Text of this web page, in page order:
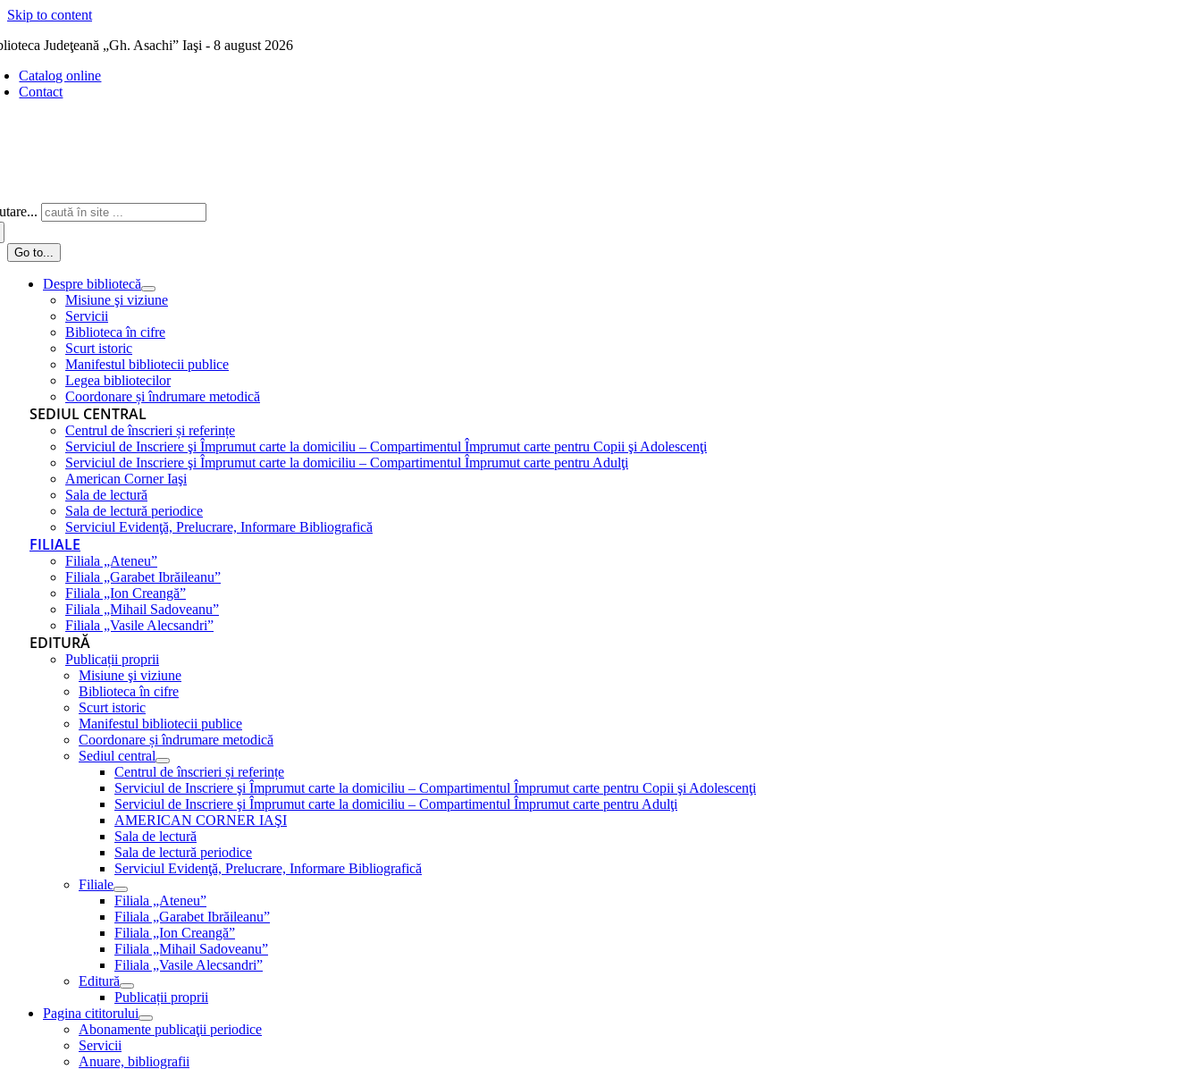
Skip to content
Judeţeană „Gh. Asachi” Iaşi - 8 august 2026
Catalog online
Contact
Go to...
Despre bibliotecă
Misiune şi viziune
Servicii
Biblioteca în cifre
Scurt istoric
Manifestul bibliotecii publice
Legea bibliotecilor
Coordonare și îndrumare metodică
SEDIUL CENTRAL
Centrul de înscrieri și referințe
Serviciul de Inscriere şi Împrumut carte la domiciliu – Compartimentul Împrumut carte pentru Copii şi Adolescenţi
Serviciul de Inscriere şi Împrumut carte la domiciliu – Compartimentul Împrumut carte pentru Adulţi
American Corner Iaşi
Sala de lectură
Sala de lectură periodice
Serviciul Evidenţă, Prelucrare, Informare Bibliografică
FILIALE
Filiala „Ateneu”
Filiala „Garabet Ibrăileanu”
Filiala „Ion Creangă”
Filiala „Mihail Sadoveanu”
Filiala „Vasile Alecsandri”
EDITURĂ
Publicații proprii
Misiune şi viziune
Biblioteca în cifre
Scurt istoric
Manifestul bibliotecii publice
Coordonare și îndrumare metodică
Sediul central
Centrul de înscrieri și referințe
Serviciul de Inscriere şi Împrumut carte la domiciliu – Compartimentul Împrumut carte pentru Copii şi Adolescenţi
Serviciul de Inscriere şi Împrumut carte la domiciliu – Compartimentul Împrumut carte pentru Adulţi
AMERICAN CORNER IAŞI
Sala de lectură
Sala de lectură periodice
Serviciul Evidenţă, Prelucrare, Informare Bibliografică
Filiale
Filiala „Ateneu”
Filiala „Garabet Ibrăileanu”
Filiala „Ion Creangă”
Filiala „Mihail Sadoveanu”
Filiala „Vasile Alecsandri”
Editură
Publicații proprii
Pagina cititorului
Abonamente publicaţii periodice
Servicii
Anuare, bibliografii